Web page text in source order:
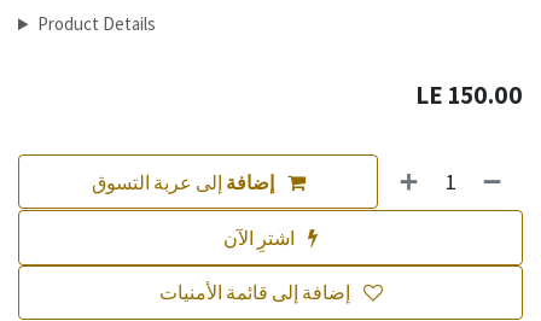
Product Details
150.00
إضافة إلى عربة التسوق
إضافة إلى قائمة الأمنيات